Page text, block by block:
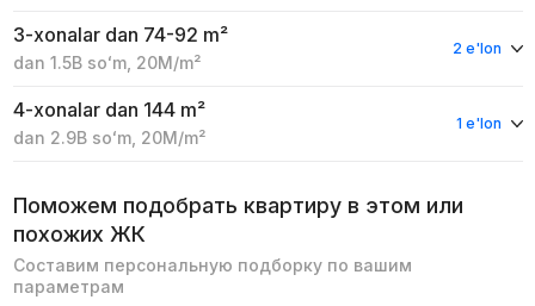
3-xonalar dan 74-92 m²
dan 1.5B soʻm, 20M/m²
2 e'lon
4-xonalar dan 144 m²
dan 2.9B soʻm, 20M/m²
1 e'lon
Поможем подобрать квартиру в этом или
похожих ЖК
Составим персональную подборку по вашим
параметрам